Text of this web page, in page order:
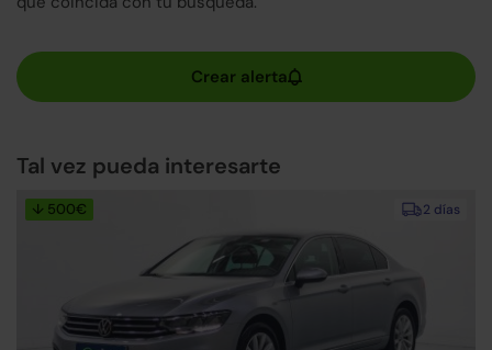
Tal vez pueda interesarte
2 días
↓ 500€